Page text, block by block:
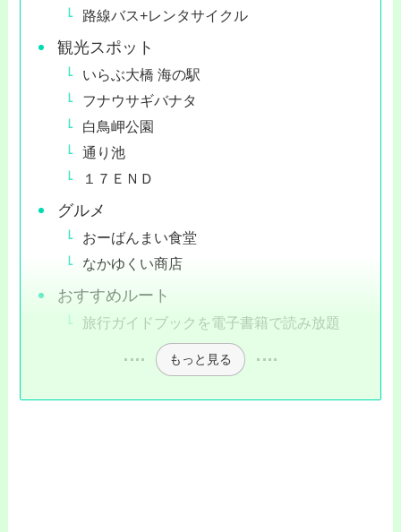
路線バス+レンタサイクル
観光スポット
いらぶ大橋 海の駅
フナウサギバナタ
白鳥岬公園
通り池
１７ＥＮＤ
グルメ
おーばんまい食堂
なかゆくい商店
おすすめルート
旅行ガイドブックを電子書籍で読み放題
もっと見る